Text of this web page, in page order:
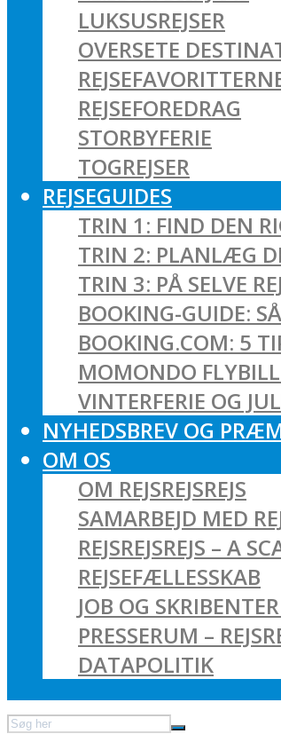
LUKSUSREJSER
OVERSETE
REJSEFOREDRAG
STORBYFERIE
TOGREJSER
REJSEGUIDES
TRIN 1: FIND DEN
TRIN 2: PLANLÆG
TRIN 3: PÅ SELVE
BOOKING-GUIDE:
BOOKING.COM: 5
MOMONDO
VINTERFERIE OG
NYHEDSBREV OG
OM OS
OM REJSREJSREJS
SAMARBEJD MED
REJSREJSREJS – A
REJSEFÆLLESSKAB
JOB OG
PRESSERUM –
DATAPOLITIK